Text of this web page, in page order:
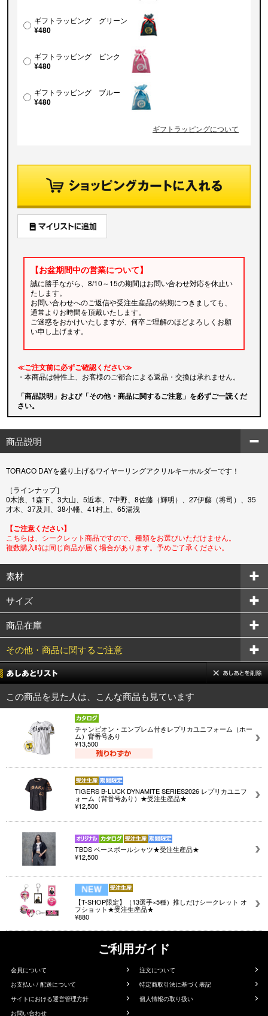
ギフトラッピング グリーン
¥480
ギフトラッピング ピンク
¥480
ギフトラッピング ブルー
¥480
ギフトラッピングについて
【お盆期間中の営業について】
誠に勝手ながら、8/10～15の期間はお問い合わせ対応を休止い
たします。
お問い合わせへのご返信や受注生産品の納期につきましても、
通常よりお時間を頂戴いたします。
ご迷惑をおかけいたしますが、何卒ご理解のほどよろしくお願
い申し上げます。
≪ご注文前に必ずご確認ください≫
・本商品は特性上、お客様のご都合による返品・交換は承れません。
「商品説明」および「その他・商品に関するご注意」を必ずご一読くだ
さい。
商品説明
TORACO DAYを盛り上げるワイヤーリングアクリルキーホルダーです！
［ラインナップ］
0木浪、1森下、3大山、5近本、7中野、8佐藤（輝明）、27伊藤（将司）、35
才木、37及川、38小幡、41村上、65湯浅
【ご注意ください】
こちらは、シークレット商品ですので、種類をお選びいただけません。
複数購入時は同じ商品が届く場合があります。予めご了承ください。
素材
サイズ
商品在庫
その他・商品に関するご注意
この商品を見た人は、こんな商品も見ています
チャンピオン・エンブレム付きレプリカユニフォーム（ホー
ム）背番号あり
¥13,500
TIGERS B-LUCK DYNAMITE SERIES2026 レプリカユニフ
ォーム（背番号あり）★受注生産品★
¥12,500
TBDS ベースボールシャツ★受注生産品★
¥12,500
【T-SHOP限定】（13選手×5種）推しだけシークレット オ
フショット★受注生産品★
¥880
ご利用ガイド
会員について
注文について
お支払い / 配送について
特定商取引法に基づく表記
サイトにおける運営管理方針
個人情報の取り扱い
お問い合わせ